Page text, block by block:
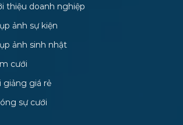
thiệu doanh nghiệp
ảnh sự kiện
ảnh sinh nhật
cưới
giảng giá rẻ
sự cưới